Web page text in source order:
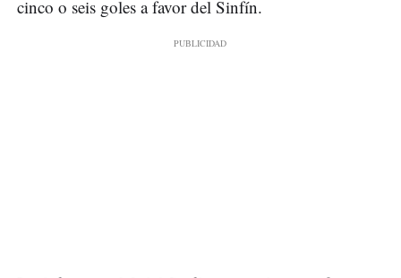
cinco o seis goles a favor del Sinfín.